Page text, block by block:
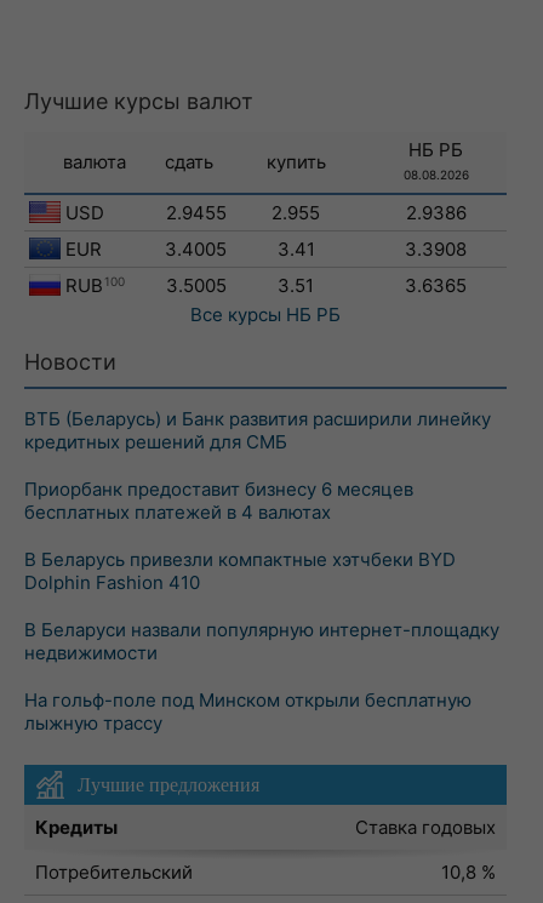
Лучшие курсы валют
валюта сдать купить
НБ РБ
08.08.2026
USD 2.9455 2.955
2.9386
EUR
3.4005 3.41
3.3908
RUB 100 3.5005 3.51
3.6365
Все курсы НБ РБ
Новости
ВТБ (Беларусь) и Банк развития расширили линейку
кредитных решений для СМБ
Приорбанк предоставит бизнесу 6 месяцев
бесплатных платежей в 4 валютах
В Беларусь привезли компактные хэтчбеки BYD
Dolphin Fashion 410
В Беларуси назвали популярную интернет-площадку
недвижимости
На гольф-поле под Минском открыли бесплатную
лыжную трассу
Лучшие предложения
Кредиты
Ставка годовых
Потребительский
10,8 %